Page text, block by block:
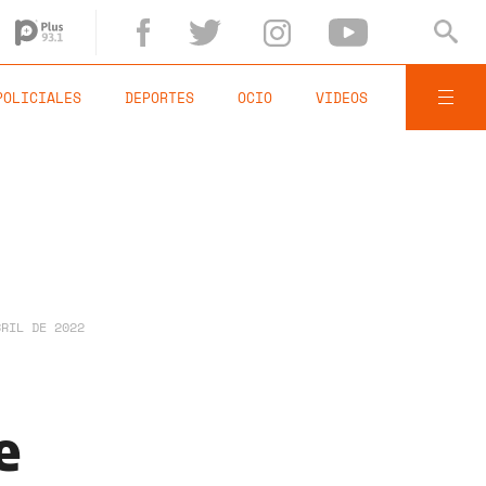
DEPORTES OCIO VIDEOS
DE 2022